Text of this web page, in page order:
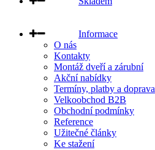
Informace
O nás
Kontakty
Montáž dveří a zárubní
Akční nabídky
Termíny, platby a doprava
Velkoobchod B2B
Obchodní podmínky
Reference
Užitečné články
Ke stažení